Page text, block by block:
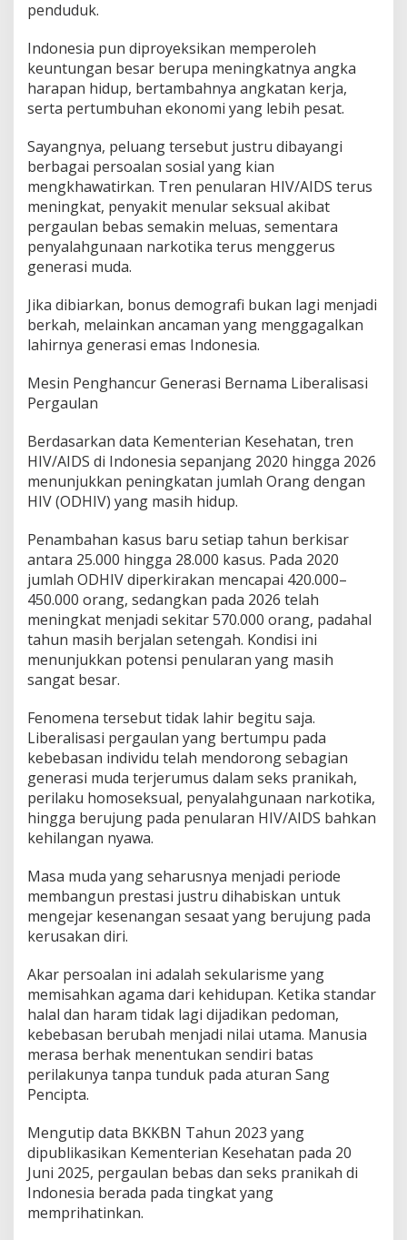
penduduk.
Indonesia pun diproyeksikan memperoleh
keuntungan besar berupa meningkatnya angka
harapan hidup, bertambahnya angkatan kerja,
serta pertumbuhan ekonomi yang lebih pesat.
Sayangnya, peluang tersebut justru dibayangi
berbagai persoalan sosial yang kian
mengkhawatirkan. Tren penularan HIV/AIDS terus
meningkat, penyakit menular seksual akibat
pergaulan bebas semakin meluas, sementara
penyalahgunaan narkotika terus menggerus
generasi muda.
Jika dibiarkan, bonus demografi bukan lagi menjadi
berkah, melainkan ancaman yang menggagalkan
lahirnya generasi emas Indonesia.
Mesin Penghancur Generasi Bernama Liberalisasi
Pergaulan
Berdasarkan data Kementerian Kesehatan, tren
HIV/AIDS di Indonesia sepanjang 2020 hingga 2026
menunjukkan peningkatan jumlah Orang dengan
HIV (ODHIV) yang masih hidup.
Penambahan kasus baru setiap tahun berkisar
antara 25.000 hingga 28.000 kasus. Pada 2020
jumlah ODHIV diperkirakan mencapai 420.000–
450.000 orang, sedangkan pada 2026 telah
meningkat menjadi sekitar 570.000 orang, padahal
tahun masih berjalan setengah. Kondisi ini
menunjukkan potensi penularan yang masih
sangat besar.
Fenomena tersebut tidak lahir begitu saja.
Liberalisasi pergaulan yang bertumpu pada
kebebasan individu telah mendorong sebagian
generasi muda terjerumus dalam seks pranikah,
perilaku homoseksual, penyalahgunaan narkotika,
hingga berujung pada penularan HIV/AIDS bahkan
kehilangan nyawa.
Masa muda yang seharusnya menjadi periode
membangun prestasi justru dihabiskan untuk
mengejar kesenangan sesaat yang berujung pada
kerusakan diri.
Akar persoalan ini adalah sekularisme yang
memisahkan agama dari kehidupan. Ketika standar
halal dan haram tidak lagi dijadikan pedoman,
kebebasan berubah menjadi nilai utama. Manusia
merasa berhak menentukan sendiri batas
perilakunya tanpa tunduk pada aturan Sang
Pencipta.
Mengutip data BKKBN Tahun 2023 yang
dipublikasikan Kementerian Kesehatan pada 20
Juni 2025, pergaulan bebas dan seks pranikah di
Indonesia berada pada tingkat yang
memprihatinkan.